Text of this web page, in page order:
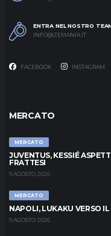
ENTRA NEL NOSTRO
INFO@ZEMANIA.IT
FACEBOOK INSTAGRAM
MERCATO
MERCATO
JUVENTUS, KESSIÉ
FRATTESI
9 AGOSTO 2026
MERCATO
NAPOLI, LUKAKU VERSO IL
9 AGOSTO 2026